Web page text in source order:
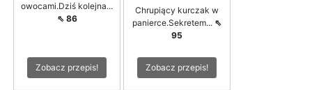
owocami.Dziś kolejna...
⇖ 86
Zobacz przepis!
Chrupiący kurczak w
panierce.Sekretem... ⇖
95
Zobacz przepis!